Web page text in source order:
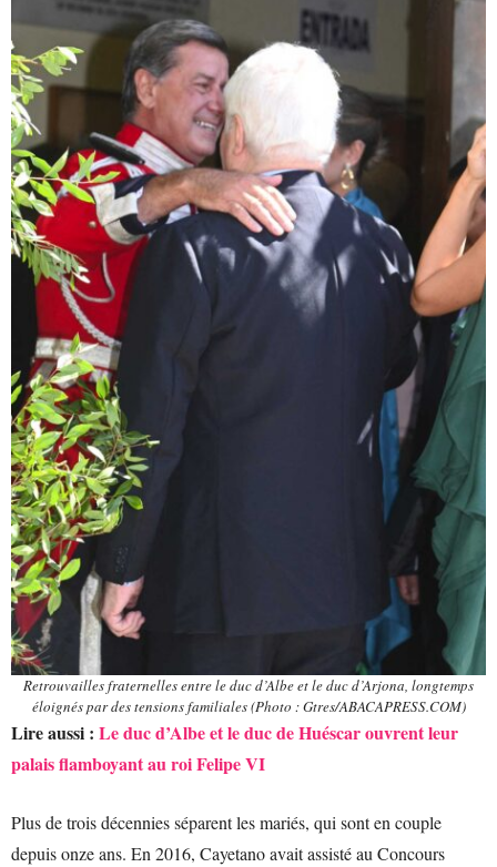
Retrouvailles fraternelles entre le duc d’Albe et le duc d’Arjona, longtemps
éloignés par des tensions familiales (Photo : Gtres/ABACAPRESS.COM)
Lire aussi : Le duc d’Albe et le duc de Huéscar ouvrent leur
palais flamboyant au roi Felipe VI
Plus de trois décennies séparent les mariés, qui sont en couple
depuis onze ans. En 2016, Cayetano avait assisté au Concours